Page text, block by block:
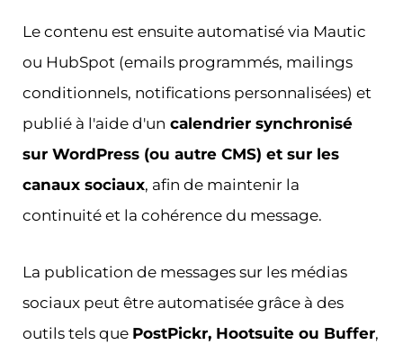
Le contenu est ensuite automatisé via Mautic
ou HubSpot (emails programmés, mailings
conditionnels, notifications personnalisées) et
publié à l'aide d'un calendrier synchronisé
sur WordPress (ou autre CMS) et sur les
canaux sociaux, afin de maintenir la
continuité et la cohérence du message.
La publication de messages sur les médias
sociaux peut être automatisée grâce à des
outils tels que PostPickr, Hootsuite ou Buffer,